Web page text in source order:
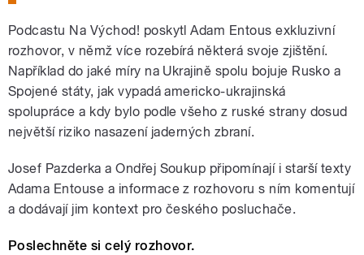
Podcastu Na Východ! poskytl Adam Entous exkluzivní
rozhovor, v němž více rozebírá některá svoje zjištění.
Například do jaké míry na Ukrajině spolu bojuje Rusko a
Spojené státy, jak vypadá americko-ukrajinská
spolupráce a kdy bylo podle všeho z ruské strany dosud
největší riziko nasazení jaderných zbraní.
Josef Pazderka a Ondřej Soukup připomínají i starší texty
Adama Entouse a informace z rozhovoru s ním komentují
a dodávají jim kontext pro českého posluchače.
Poslechněte si celý rozhovor.